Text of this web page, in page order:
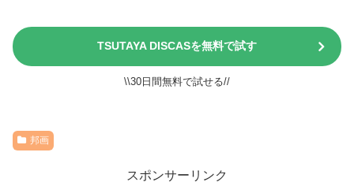
TSUTAYA DISCASを無料で試す
\\30日間無料で試せる//
邦画
スポンサーリンク